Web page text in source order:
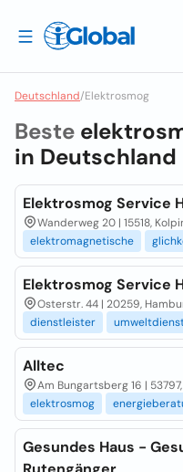
Deutschland/Elektrosmog
Beste
in Deutschland
Elektrosmog Service
Wanderweg 20 | 15518,
elektromagnetische
Elektrosmog Service
Osterstr. 44 | 20259,
dienstleister
Alltec
Am Bungartsberg 16 |
elektrosmog
Gesundes Haus -